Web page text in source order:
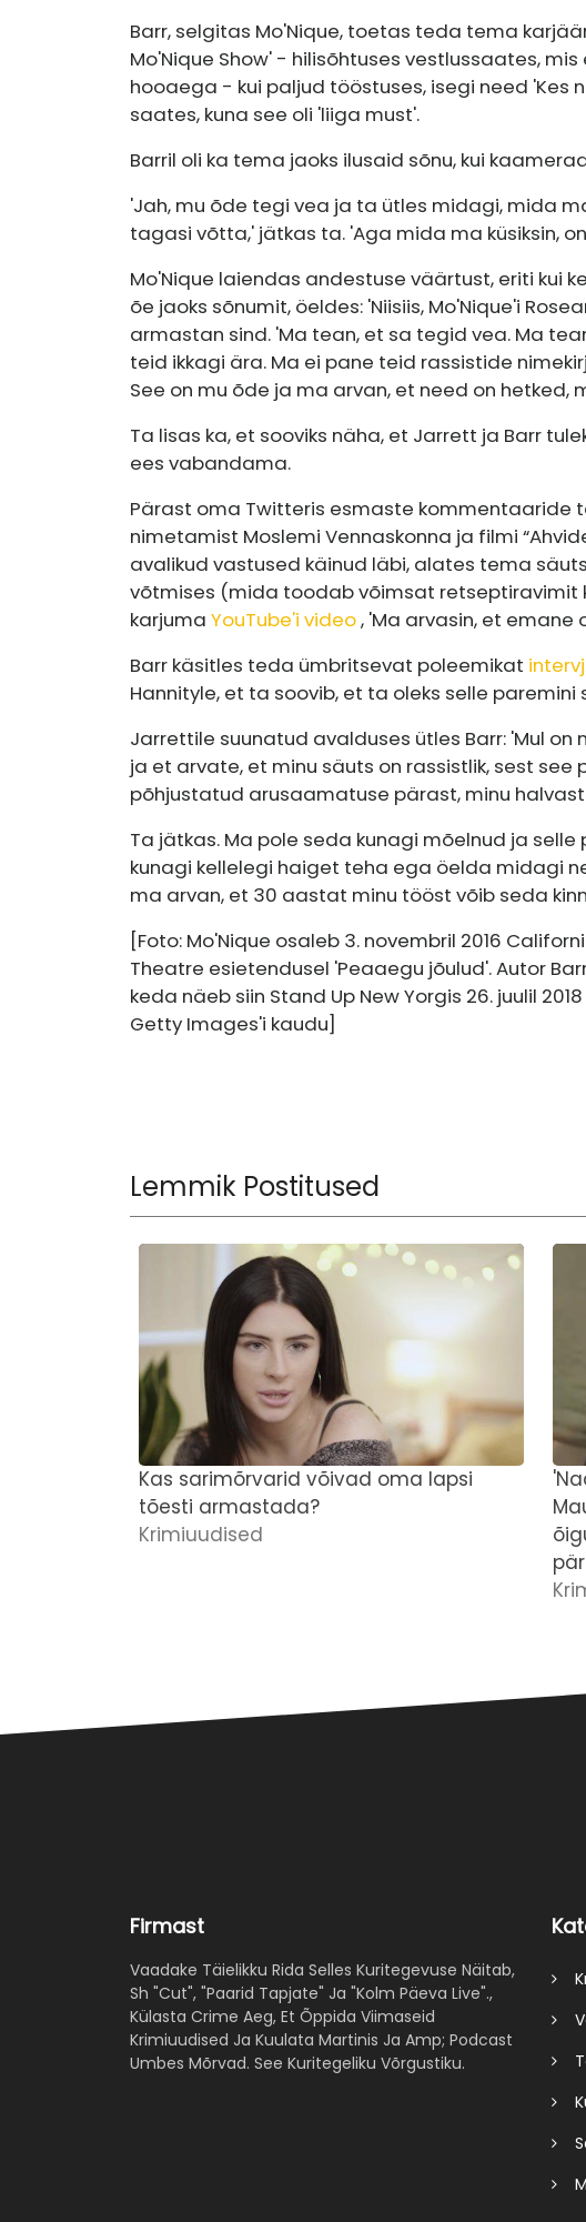
Barr, selgitas Mo'Nique, toetas teda tema
Mo'Nique Show' - hilisõhtuses vestlussaates,
hooaega - kui paljud tööstuses, isegi need
saates, kuna see oli 'liiga must'.
Barril oli ka tema jaoks ilusaid sõnu, kui
'Jah, mu õde tegi vea ja ta ütles midagi, mida
tagasi võtta,' jätkas ta. 'Aga mida ma küsiksin,
Mo'Nique laiendas andestuse väärtust, eriti kui
õe jaoks sõnumit, öeldes: 'Niisiis, Mo'Nique'i
armastan sind. 'Ma tean, et sa tegid vea. Ma
teid ikkagi ära. Ma ei pane teid rassistide
See on mu õde ja ma arvan, et need on hetked,
Ta lisas ka, et sooviks näha, et Jarrett ja Barr
ees vabandama.
Pärast oma Twitteris esmaste kommentaaride
nimetamist Moslemi Vennaskonna ja filmi
avalikud vastused käinud läbi, alates tema
võtmises (mida toodab võimsat retseptiravimit
karjuma YouTube'i video, 'Ma arvasin, et emane
Barr käsitles teda ümbritsevat poleemikat
Hannityle, et ta soovib, et ta oleks selle paremini
Jarrettile suunatud avalduses ütles Barr: 'Mul on
ja et arvate, et minu säuts on rassistlik, sest see
põhjustatud arusaamatuse pärast, minu
Ta jätkas. Ma pole seda kunagi mõelnud ja
kunagi kellelegi haiget teha ega öelda midagi
ma arvan, et 30 aastat minu tööst võib seda
[Foto: Mo'Nique osaleb 3. novembril 2016
Theatre esietendusel 'Peaaegu jõulud'. Autor
keda näeb siin Stand Up New Yorgis 26. juulil
Getty Images'i kaudu]
Lemmik Postitused
Kas sarimõrvarid võivad oma lapsi
tõesti armastada?
Krimiuudised
Firmast
Vaadake Täielikku Rida Selles Kuritegevuse Näitab,
Sh "Cut", "Paarid Tapjate" Ja "Kolm Päeva Live".,
Külasta Crime Aeg, Et Õppida Viimaseid
Krimiuudised Ja Kuulata Martinis Ja Amp; Podcast
Umbes Mõrvad. See Kuritegeliku Võrgustiku.